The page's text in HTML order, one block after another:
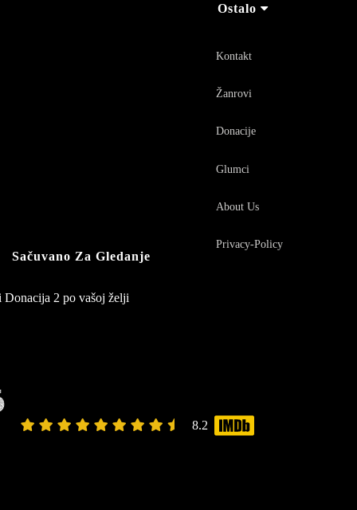
Sačuvano Za Gledanje
Ostalo
Kontakt
Žanrovi
Donacije
Glumci
About Us
Privacy-Policy
Donacija 2 po vašoj želji
8.2